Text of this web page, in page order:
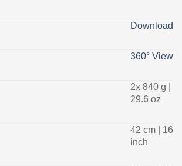
Download
360° View
2x 840 g |
29.6 oz
42 cm | 16
inch